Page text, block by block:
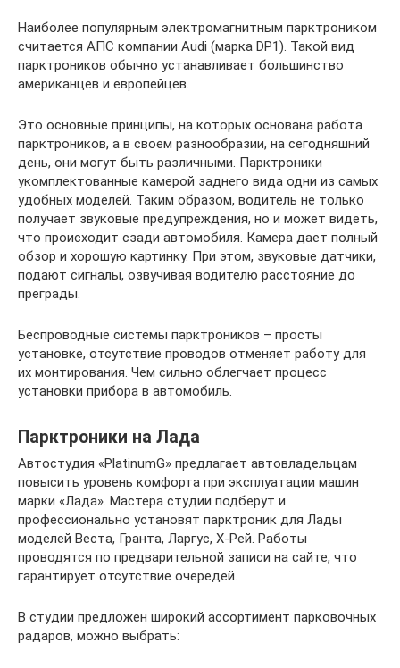
Наиболее популярным электромагнитным парктроником
считается АПС компании Audi (марка DP1). Такой вид
парктроников обычно устанавливает большинство
американцев и европейцев.
Это основные принципы, на которых основана работа
парктроников, а в своем разнообразии, на сегодняшний
день, они могут быть различными. Парктроники
укомплектованные камерой заднего вида одни из самых
удобных моделей. Таким образом, водитель не только
получает звуковые предупреждения, но и может видеть,
что происходит сзади автомобиля. Камера дает полный
обзор и хорошую картинку. При этом, звуковые датчики,
подают сигналы, озвучивая водителю расстояние до
преграды.
Беспроводные системы парктроников – просты
установке, отсутствие проводов отменяет работу для
их монтирования. Чем сильно облегчает процесс
установки прибора в автомобиль.
Парктроники на Лада
Автостудия «PlatinumG» предлагает автовладельцам
повысить уровень комфорта при эксплуатации машин
марки «Лада». Мастера студии подберут и
профессионально установят парктроник для Лады
моделей Веста, Гранта, Ларгус, Х-Рей. Работы
проводятся по предварительной записи на сайте, что
гарантирует отсутствие очередей.
В студии предложен широкий ассортимент парковочных
радаров, можно выбрать: